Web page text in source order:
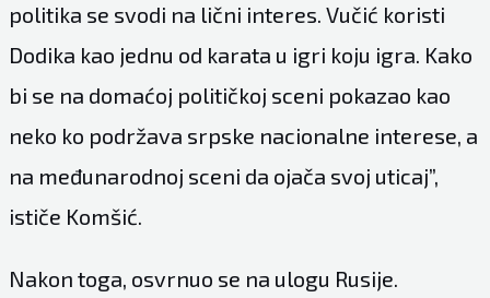
politika se svodi na lični interes. Vučić koristi
Dodika kao jednu od karata u igri koju igra. Kako
bi se na domaćoj političkoj sceni pokazao kao
neko ko podržava srpske nacionalne interese, a
na međunarodnoj sceni da ojača svoj uticaj”,
ističe Komšić.
Nakon toga, osvrnuo se na ulogu Rusije.